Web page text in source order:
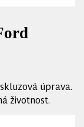
úprava.
životnost.